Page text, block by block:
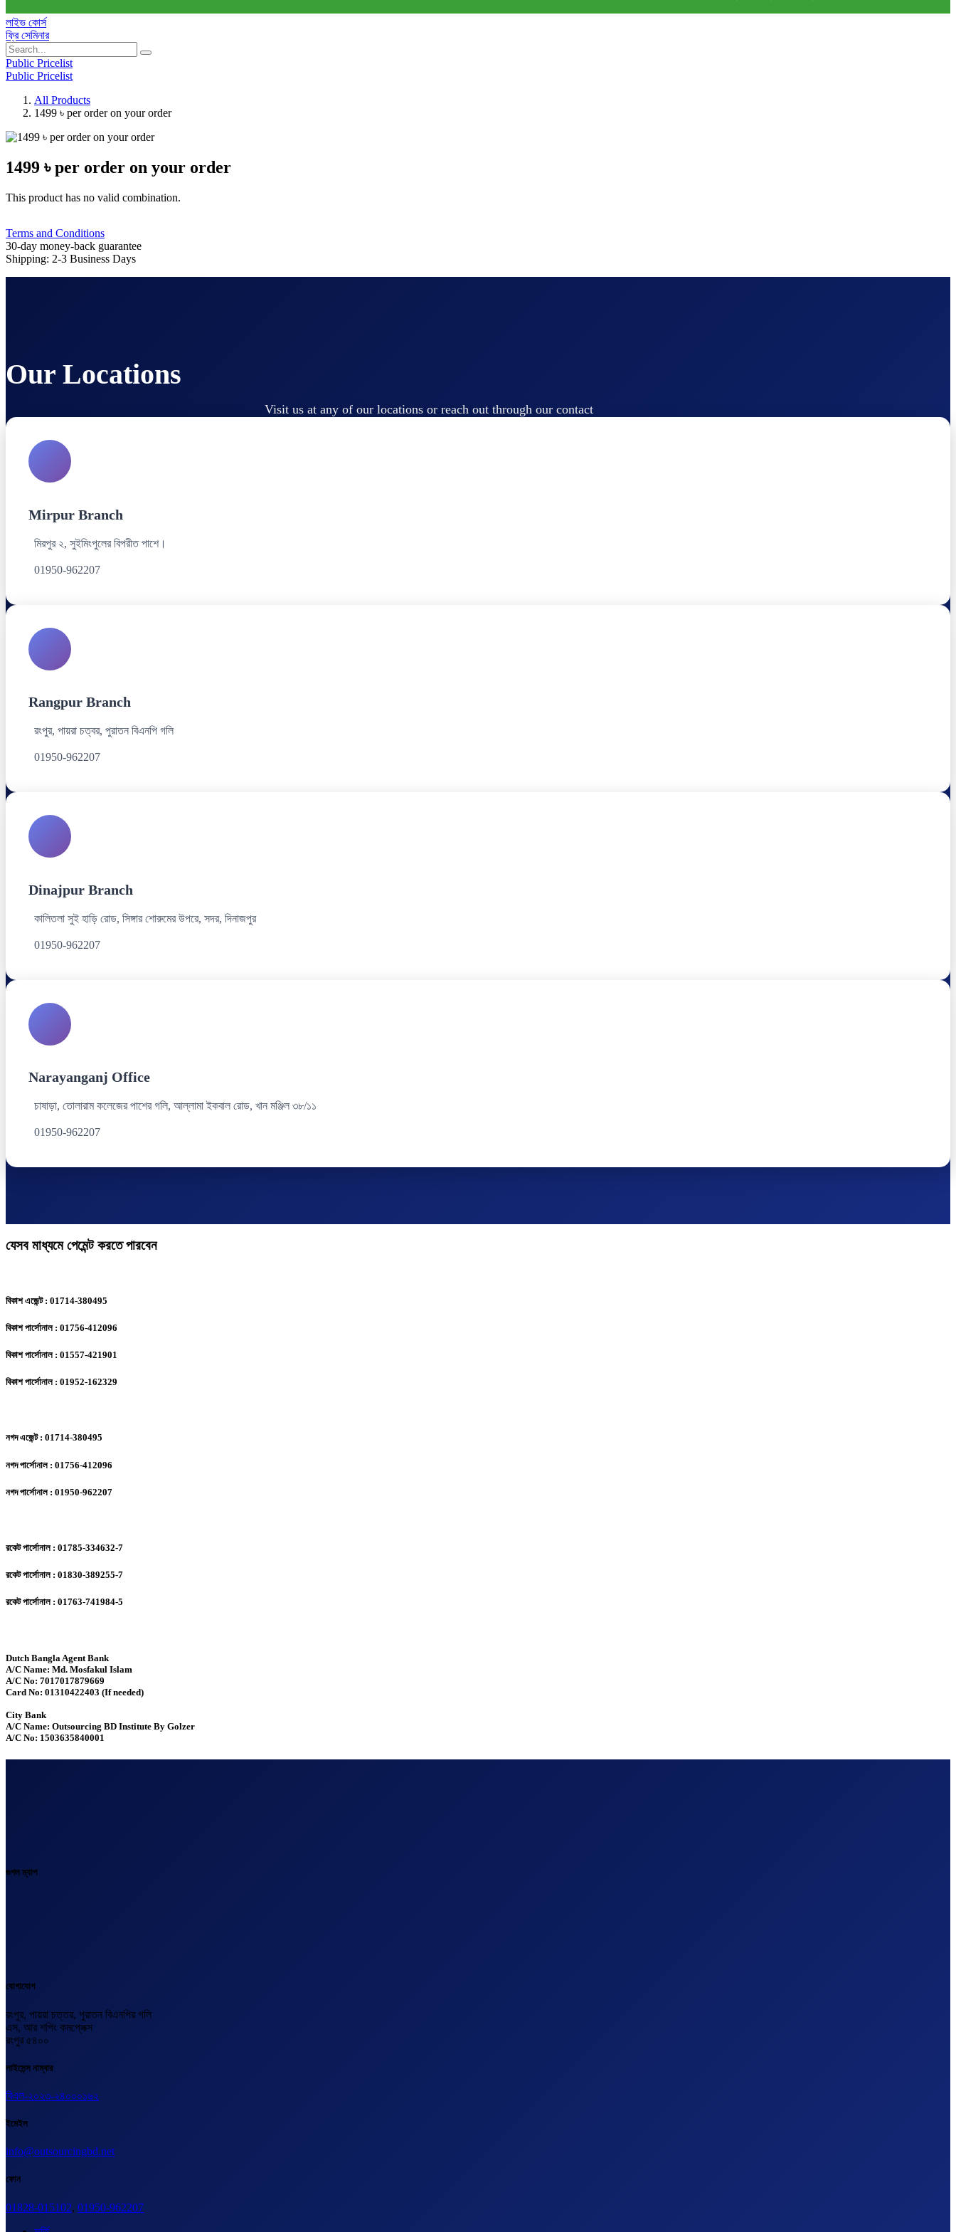
লাইভ কোর্স
ফ্রি সেমিনার
Public Pricelist
Public Pricelist
All Products
1499 ৳ per order on your order
1499 ৳ per order on your order
This product has no valid combination.
Terms and Conditions
30-day money-back guarantee
Shipping: 2-3 Business Days
Our Locations
Visit us at any of our locations or reach out through our contact
Mirpur Branch
মিরপুর ২, সুইমিংপুলের বিপরীত পাশে।
01950-962207
Rangpur Branch
রংপুর, পায়রা চত্বর, পুরাতন বিএনপি গলি
01950-962207
Dinajpur Branch
কালিতলা সুই হাড়ি রোড, সিঙ্গার শোরুমের উপরে, সদর, দিনাজপুর
01950-962207
Narayanganj Office
চাষাড়া, তোলারাম কলেজের পাশের গলি, আল্লামা ইকবাল রোড, খান মঞ্জিল ৩৮/১১
01950-962207
যেসব মাধ্যমে পেমেন্ট করতে পারবেন
বিকাশ এজেন্ট : 01714-380495
বিকাশ পার্সোনাল : 01756-412096
বিকাশ পার্সোনাল : 01557-421901
বিকাশ পার্সোনাল : 01952-162329
নগদ এজেন্ট : 01714-380495
নগদ পার্সোনাল : 01756-412096
নগদ পার্সোনাল : 01950-962207
রকেট পার্সোনাল : 01785-334632-7
রকেট পার্সোনাল : 01830-389255-7
রকেট পার্সোনাল : 01763-741984-5
Dutch Bangla Agent Bank
A/C Name: Md. Mosfakul Islam
A/C No: 7017017879669
Card No: 01310422403 (If needed)
City Bank
A/C Name: Outsourcing BD Institute By Golzer
A/C No: 1503635840001
গুগল ম্যাপ
যোগাযোগ
রংপুর, পায়রা চত্তর, পুরাতন বিএনপির গলি
এস, আর শপিং কমপ্লেক্স
রংপুর ৫৪০০
লাইসেন্স নাম্বার
বিএল-২০২৩-২৪০০০১৬২
ইমেইল
info@outsourcingbd.net
ফোন
01828-015102, 01950-962207